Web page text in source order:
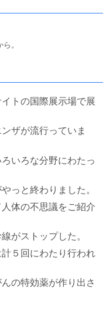
ら。
トの国際展示場で展
ザが流行っていま
いろな分野にわたっ
っと終わりました。
体の不思議をご紹介
がストップした。
５回にわたり行われ
の特効薬が作り出さ